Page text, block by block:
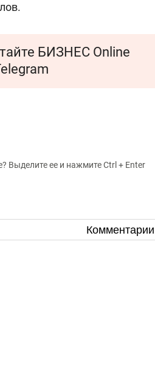
БИЗНЕС Online
Выделите ее и нажмите Ctrl + Enter
Комментарии